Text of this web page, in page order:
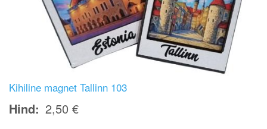
Kihiline magnet Tallinn 103
Hind 2,50 €